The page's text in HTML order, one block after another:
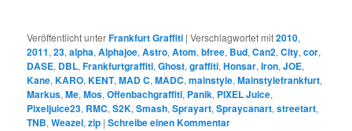
Veröffentlicht unterFrankfurt Graffiti |Verschlagwortet mit2010,
2011,23,alpha,Alphajoe,Astro,Atom,bfree, Bud,Can2,City,cor,
DASE, DBL,Frankfurtgraffiti,Ghost,graffiti,Honsar,Iron,JOE,
Kane,KARO,KENT,MAD C,MADC,mainstyle,Mainstylefrankfurt,
Markus,Me,Mos,Offenbachgraffiti, Panik, PIXEL Juice,
Pixeljuice23, RMC,S2K,Smash,Sprayart,Spraycanart,streetart,
TNB,Weazel,zip |Schreibe einen Kommentar